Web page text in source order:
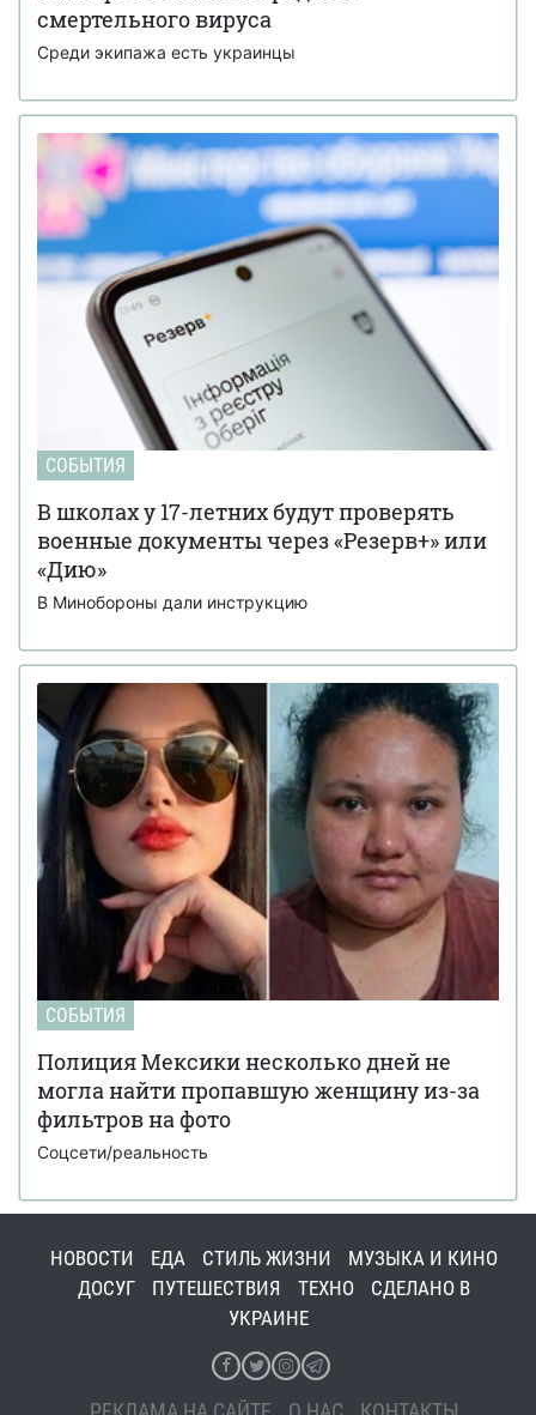
смертельного вируса
Среди экипажа есть украинцы
СОБЫТИЯ
В школах у 17-летних будут проверять
военные документы через «Резерв+» или
«Дию»
В Минобороны дали инструкцию
СОБЫТИЯ
Полиция Мексики несколько дней не
могла найти пропавшую женщину из-за
фильтров на фото
Соцсети/реальность
НОВОСТИ ЕДА СТИЛЬ ЖИЗНИ
МУЗЫКА И КИНО
ДОСУГ
ПУТЕШЕСТВИЯ ТЕХНО
СДЕЛАНО В
УКРАИНЕ